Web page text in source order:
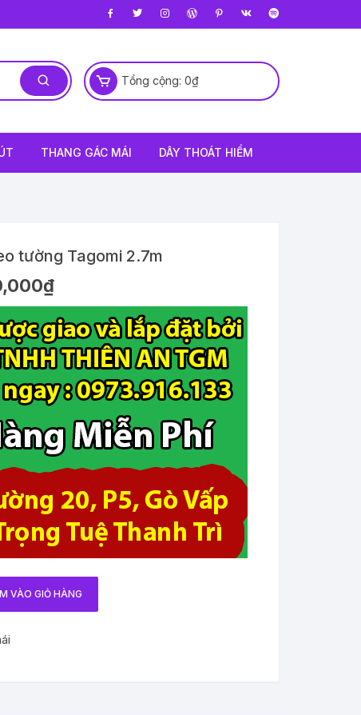
Tổng cộng: 0₫
THANG GÁC MÁI DÂY THOÁT HIỂM
tường Tagomi 2.7m
₫
VÀO GIỎ HÀNG